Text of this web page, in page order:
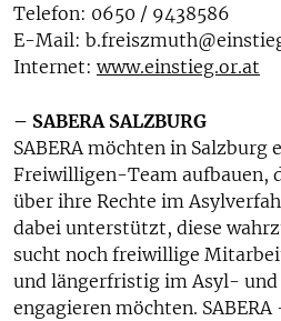
Telefon: 0650 / 9438586
E-Mail:
Internet: www.einstieg.or.at
– SABERA SALZBURG
SABERA möchten in
Freiwilligen-Team aufbauen,
über ihre Rechte im
dabei unterstützt, diese
sucht noch freiwillige
und längerfristig im Asyl-
engagieren möchten.